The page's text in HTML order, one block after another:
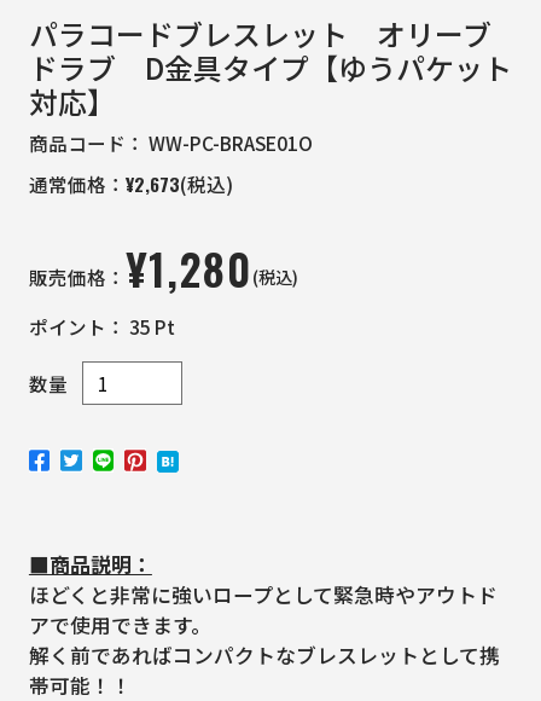
パラコードブレスレット オリーブ
ドラブ D金具タイプ【ゆうパケット
対応】
商品コード： WW-PC-BRASE01O
通常価格： ¥2,673(税込)
販売価格： ¥1,280(税込)
ポイント： 35 Pt
数量
■商品説明：
ほどくと非常に強いロープとして緊急時やアウトド
アで使用できます。
解く前であればコンパクトなブレスレットとして携
帯可能！！